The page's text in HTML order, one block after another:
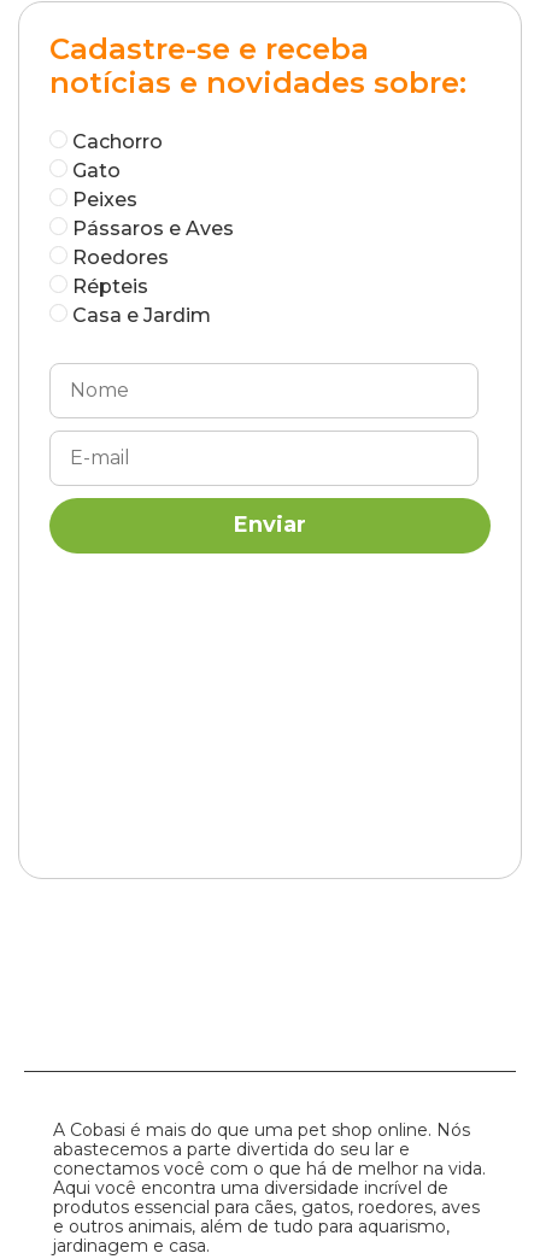
Cadastre-se e receba
notícias e novidades sobre:
Cachorro
Gato
Peixes
Pássaros e Aves
Roedores
Répteis
Casa e Jardim
A Cobasi é mais do que uma pet shop online. Nós
abastecemos a parte divertida do seu lar e
conectamos você com o que há de melhor na vida.
Aqui você encontra uma diversidade incrível de
produtos essencial para cães, gatos, roedores, aves
e outros animais, além de tudo para aquarismo,
jardinagem e casa.